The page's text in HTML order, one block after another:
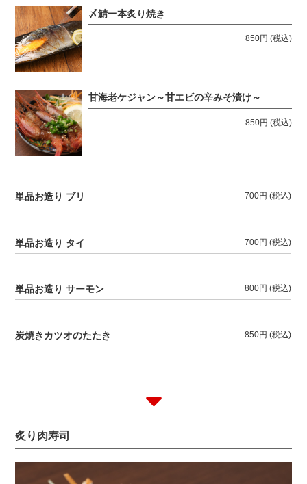
〆鯖一本炙り焼き
850円 (税込)
甘海老ケジャン～甘エビの辛みそ漬け～
850円 (税込)
単品お造り ブリ 700円 (税込)
単品お造り タイ 700円 (税込)
単品お造り サーモン 800円 (税込)
炭焼きカツオのたたき 850円 (税込)
炙り肉寿司